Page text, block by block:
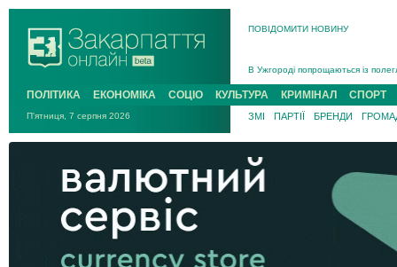
ПОВІДОМИТИ НОВИНУ
В Ужгороді попрощаються із
В Ужгороді 5 серпня
Підтвердили загибель
На війні з рф поліг військовий з
На Хустщині внаслідок ДТП за
Інструктора районного ТЦК на
ПОЛІТИКА ЕКОНОМІКА СОЦІО КУЛЬТУРА КРИМІНАЛ СПОРТ
П'ятниця, 7 серпня 2026 ЗМІ ПАРТІЇ БРЕНДИ